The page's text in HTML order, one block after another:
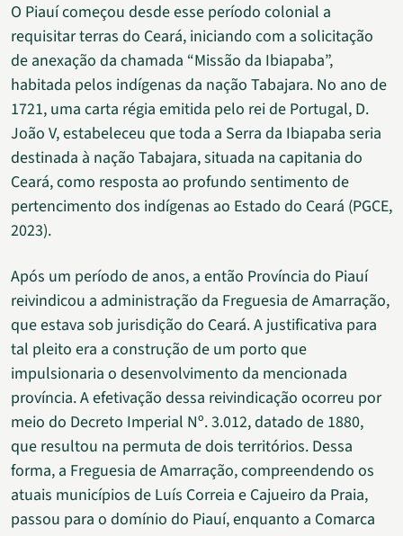
O Piauí começou desde esse período colonial a
requisitar terras do Ceará, iniciando com a solicitação
de anexação da chamada “Missão da Ibiapaba”,
habitada pelos indígenas da nação Tabajara. No ano de
1721, uma carta régia emitida pelo rei de Portugal, D.
João V, estabeleceu que toda a Serra da Ibiapaba seria
destinada à nação Tabajara, situada na capitania do
Ceará, como resposta ao profundo sentimento de
pertencimento dos indígenas ao Estado do Ceará (PGCE,
2023).
Após um período de anos, a então Província do Piauí
reivindicou a administração da Freguesia de Amarração,
que estava sob jurisdição do Ceará. A justificativa para
tal pleito era a construção de um porto que
impulsionaria o desenvolvimento da mencionada
província. A efetivação dessa reivindicação ocorreu por
meio do Decreto Imperial Nº. 3.012, datado de 1880,
que resultou na permuta de dois territórios. Dessa
forma, a Freguesia de Amarração, compreendendo os
atuais municípios de Luís Correia e Cajueiro da Praia,
passou para o domínio do Piauí, enquanto a Comarca